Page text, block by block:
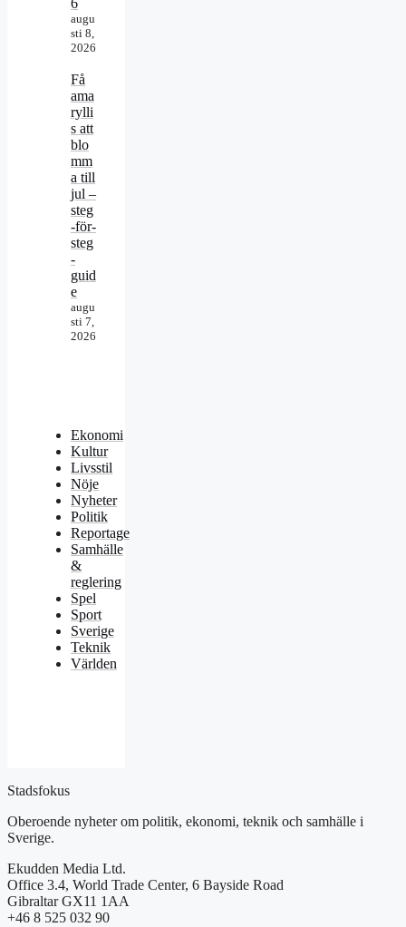
6
augu
sti 8,
2026
Få
ama
rylli
s att
blo
mm
a till
jul –
steg
-för-
steg
-
guid
e
augu
sti 7,
2026
Ekonomi
Kultur
Livsstil
Nöje
Nyheter
Politik
Reportage
Samhälle
&
reglering
Spel
Sport
Sverige
Teknik
Världen
Stadsfokus
Oberoende nyheter om politik, ekonomi, teknik och samhälle i
Sverige.
Ekudden Media Ltd.
Office 3.4, World Trade Center, 6 Bayside Road
Gibraltar GX11 1AA
+46 8 525 032 90